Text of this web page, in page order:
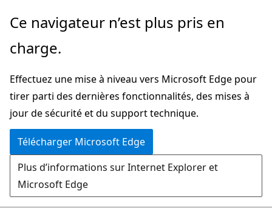
Passer
directement
au
principal
Ce navigateur n’est plus pris en
charge.
Effectuez une mise à niveau vers Microsoft Edge pour
tirer parti des dernières fonctionnalités, des mises à
jour de sécurité et du support technique.
Télécharger Microsoft Edge
Plus d’informations sur Internet Explorer et
Microsoft Edge